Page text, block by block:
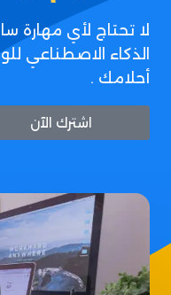
لا تحتاج لأي مهارة
الذكاء الاصطناعي
أحلامك .
اشترك الآن